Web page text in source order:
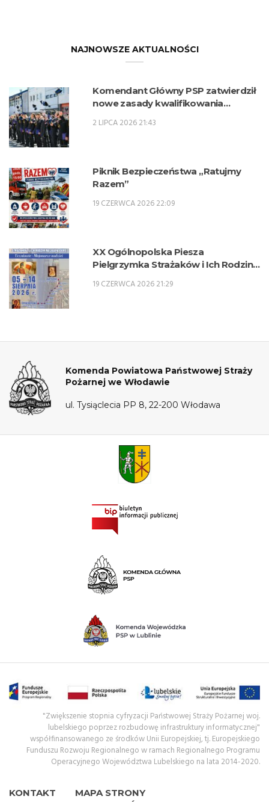
NAJNOWSZE AKTUALNOŚCI
Komendant Główny PSP zatwierdził
nowe zasady kwalifikowania
zawodowe w zawodzie technik
2 LIPCA 2026 21:43
Piknik Bezpieczeństwa „Ratujmy
Razem”
19 CZERWCA 2026 22:09
XX Ogólnopolska Piesza
Pielgrzymka Strażaków i Ich Rodzin
19 CZERWCA 2026 21:29
Komenda Powiatowa Państwowej Straży
Pożarnej we Włodawie
ul. Tysiąclecia PP 8, 22-200 Włodawa
KONTAKT
MAPA STRONY
"Zwiększenie stopnia cyfryzacji Państwowej Straży Pożarnej woj.
lubelskiego poprzez rozbudowę infrastruktury informatycznej"
współfinansowanego ze środków Unii Europejskiej, tj. Europejskiego
Funduszu Rozwoju Regionalnego w ramach Regionalnego Programu
Operacyjnego Województwa Lubelskiego na lata 2014-2020.